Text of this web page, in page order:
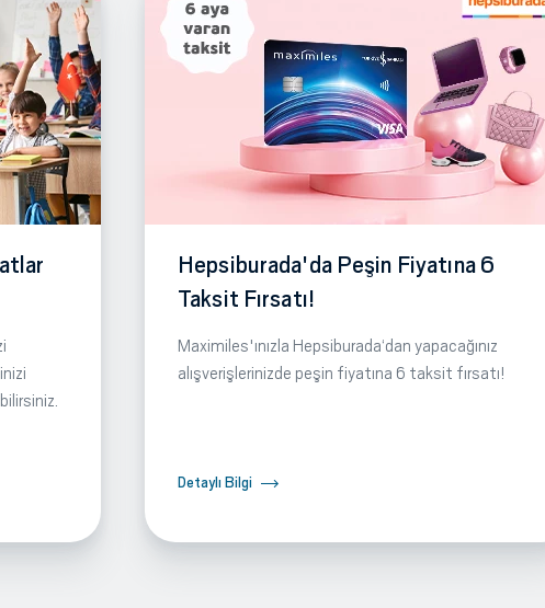
Hepsiburada'da Peşin Fiyatına 6
Taksit Fırsatı!
Maximiles'ınızla Hepsiburada‘dan yapacağınız
alışverişlerinizde peşin fiyatına 6 taksit fırsatı!
Detaylı Bilgi